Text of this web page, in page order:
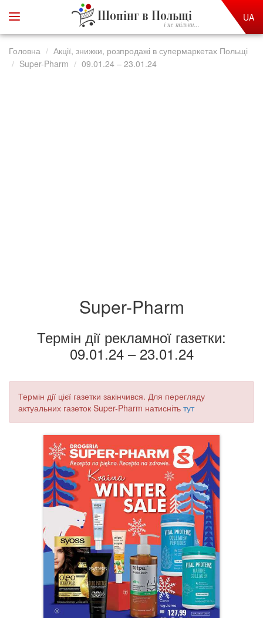
Шопінг в Польщі
і не тільки...
UA
Головна
Акції, знижки, розпродажі в супермаркетах Польщі
Super-Pharm
09.01.24 – 23.01.24
Super-Pharm
Термін дії рекламної газетки:
09.01.24 – 23.01.24
Термін дії цієї газетки закінчився. Для перегляду
актуальних газеток Super-Pharm натисніть тут